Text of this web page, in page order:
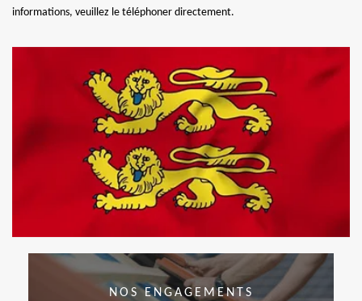
informations, veuillez le téléphoner directement.
NOS ENGAGEMENTS